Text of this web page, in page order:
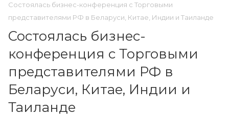
Состоялась бизнес-конференция с Торговыми
представителями РФ в Беларуси, Китае, Индии и Таиланде
Состоялась бизнес-
конференция с Торговыми
представителями РФ в
Беларуси, Китае, Индии и
Таиланде